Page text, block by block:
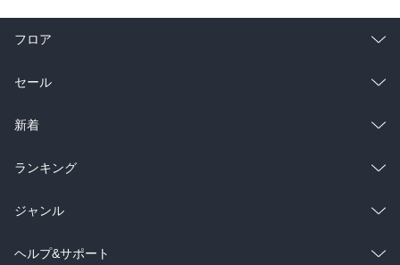
フロア
総合
ラノベ
雑誌・グラビア
BL・TL
セール
総合
ラノベ
雑誌・グラビア
BL・TL
新着
総合
ラノベ
雑誌・グラビア
ランキング
総合
ラノベ
ジャンル
コミック
ヘルプ&サポート